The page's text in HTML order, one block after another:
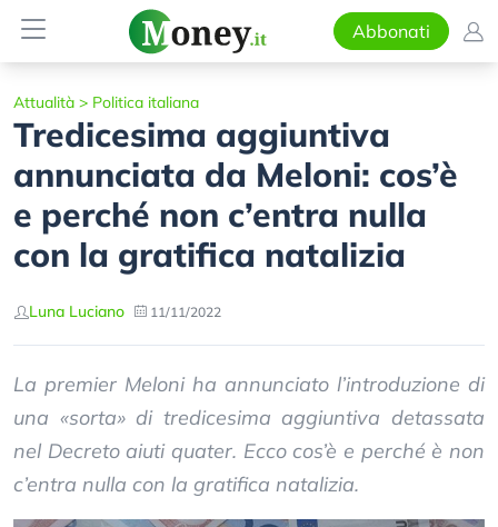
Abbonati
Attualità > Politica italiana
Tredicesima aggiuntiva
annunciata da Meloni: cos’è
e perché non c’entra nulla
con la gratifica natalizia
Luna Luciano 11/11/2022
La premier Meloni ha annunciato l’introduzione di
una «sorta» di tredicesima aggiuntiva detassata
nel Decreto aiuti quater. Ecco cos’è e perché è non
c’entra nulla con la gratifica natalizia.